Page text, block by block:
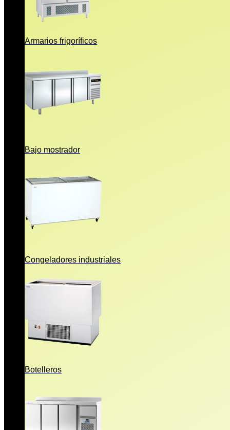
Armarios frigoríficos
Bajo mostrador
Congeladores industriales
Botelleros